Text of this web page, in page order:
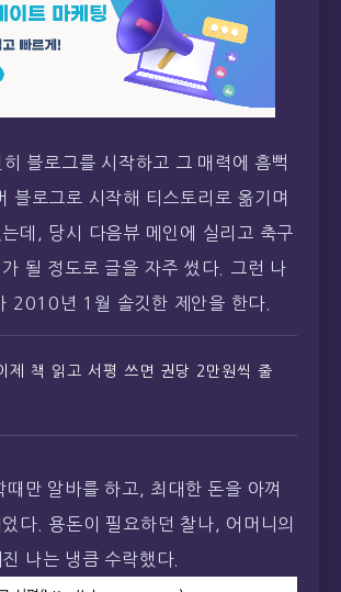
블로그를 시작하고 그 매력에 흠뻑
블로그로 시작해 티스토리로 옮기며
데, 당시 다음뷰 메인에 실리고 축구
될 정도로 글을 자주 썼다. 그런 나
2010년 1월 솔깃한 제안을 한다.
제 책 읽고 서평 쓰면 권당 2만원씩 줄
때만 알바를 하고, 최대한 돈을 아껴
다. 용돈이 필요하던 찰나, 어머니의
나는 냉큼 수락했다.